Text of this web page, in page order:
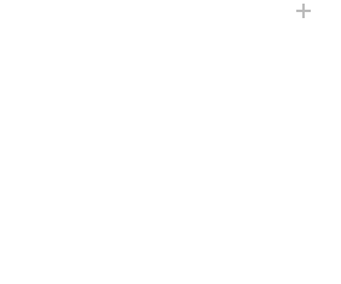
がとうございました。